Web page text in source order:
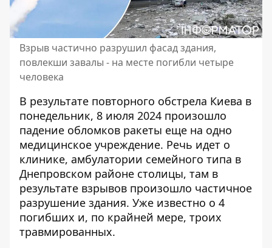
Взрыв частично разрушил фасад здания,
повлекши завалы - на месте погибли четыре
человека
В результате повторного обстрела Киева в
понедельник, 8 июля 2024 произошло
падение обломков ракеты еще на одно
медицинское учреждение. Речь идет о
клинике, амбулатории семейного типа в
Днепровском районе столицы, там в
результате взрывов произошло частичное
разрушение здания. Уже известно о 4
погибших и, по крайней мере, троих
травмированных.